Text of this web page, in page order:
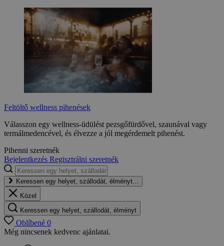
Feltöltő wellness pihenések
Válasszon egy wellness-üdülést pezsgőfürdővel, szaunával vagy
termálmedencével, és élvezze a jól megérdemelt pihenést.
Pihenni szeretnék
Bejelentkezés Regisztrálni szeretnék
Keressen egy helyet, szállodát, élményt...
Közel
Keressen egy helyet, szállodát, élményt
Oblíbené 0
Még nincsenek kedvenc ajánlatai.